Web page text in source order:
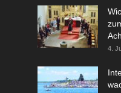
4.